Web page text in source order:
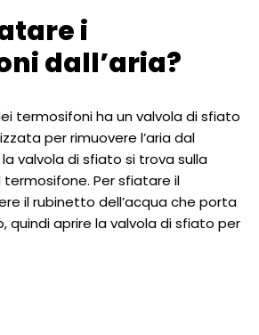
i
dall’aria?
termosifoni ha un valvola di sfiato
per rimuovere l’aria dal
valvola di sfiato si trova sulla
Per sfiatare il
il rubinetto dell’acqua che porta
quindi aprire la valvola di sfiato per